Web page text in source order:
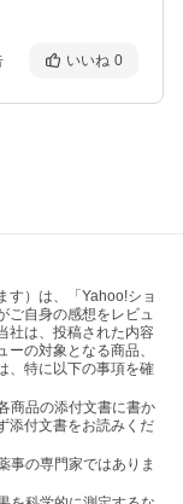
いいね 0
す）は、「Yahoo!ショ
ご自身の感想をレビュ
社は、投稿された内容
の対象となる商品、
、特に以下の事項を確
商品の添付文書に書か
添付文書をお読みくだ
事の専門家ではありま